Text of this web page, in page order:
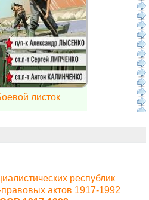
листок
республик
актов 1917-1992